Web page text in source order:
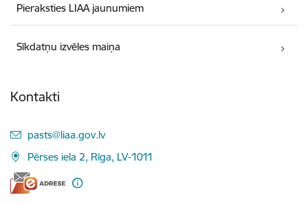
Pieraksties LIAA jaunumiem
Sīkdatņu izvēles maiņa
Kontakti
E-pasts:
pasts@liaa.gov.lv
Pērses iela 2, Rīga, LV-1011